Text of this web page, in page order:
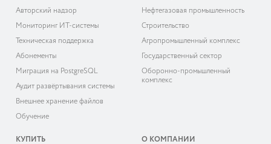
Авторский надзор
Мониторинг ИТ-системы
Техническая поддержка
Абонементы
Миграция на PostgreSQL
Аудит развёртывания системы
Внешнее хранение файлов
Обучение
Нефтегазовая промышленность
Строительство
Агропромышленный комплекс
Государственный сектор
Оборонно-промышленный
комплекс
КУПИТЬ О КОМПАНИИ